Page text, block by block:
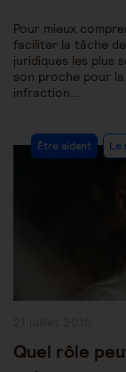
Pour mieux
faciliter la tâche
juridiques les plus
son proche pour la
infraction…
Post
Category:
Être aidant Le
Quel rôle